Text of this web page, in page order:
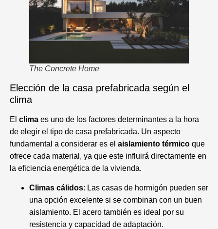
The Concrete Home
Elección de la casa prefabricada según el
clima
El clima es uno de los factores determinantes a la hora
de elegir el tipo de casa prefabricada. Un aspecto
fundamental a considerar es el aislamiento térmico que
ofrece cada material, ya que este influirá directamente en
la eficiencia energética de la vivienda.
Climas cálidos: Las casas de hormigón pueden ser
una opción excelente si se combinan con un buen
aislamiento. El acero también es ideal por su
resistencia y capacidad de adaptación.